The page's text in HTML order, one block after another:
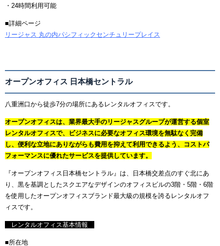
・24時間利用可能
■詳細ページ
リージャス 丸の内パシフィックセンチュリープレイス
オープンオフィス 日本橋セントラル
八重洲口から徒歩7分の場所にあるレンタルオフィスです。
オープンオフィスは、業界最大手のリージャスグループが運営する個室
レンタルオフィスで、ビジネスに必要なオフィス環境を無駄なく完備
し、便利な立地にありながらも費用を抑えて利用できるよう、コストパ
フォーマンスに優れたサービスを提供しています。
『オープンオフィス日本橋セントラル』は、日本橋交差点のすぐ北にあ
り、黒を基調としたスクエアなデザインのオフィスビルの3階・5階・6階
を使用したオープンオフィスブランド最大級の規模を誇るレンタルオフ
ィスです。
レンタルオフィス基本情報
■所在地